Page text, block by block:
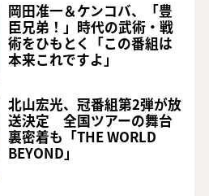
岡田准一＆ケンコバ、「豊
臣兄弟！」時代の武術・戦
術をひもとく「この番組は
本来これですよ」
北山宏光、冠番組第2弾が放
送決定 全国ツアーの舞台
裏密着も「THE WORLD
BEYOND」